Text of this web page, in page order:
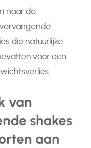
naar de
die natuurlijke
voor een
van
shakes
aan